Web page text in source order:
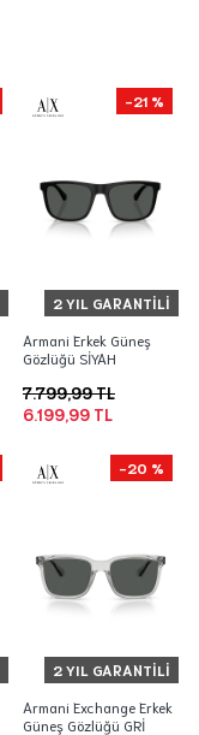
2 YIL GARANTILI
-21 %
Armani Erkek Güneş
Gözlüğü SİYAH
6.199,99 TL
7.799,99 TL
2 YIL GARANTILI
-20 %
Armani Exchange Erkek
Güneş Gözlüğü GRİ